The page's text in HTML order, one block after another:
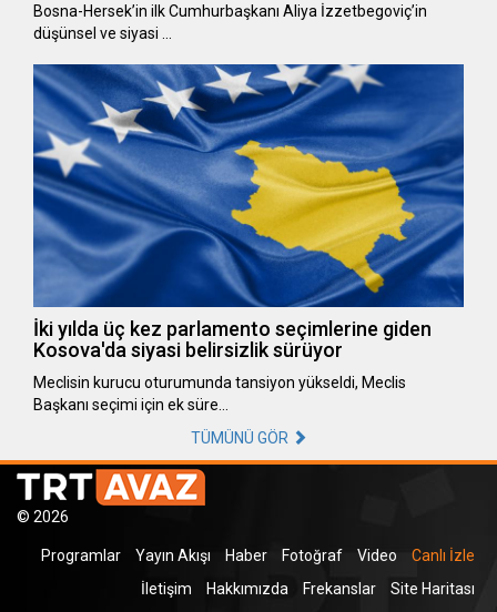
Bosna-Hersek’in ilk Cumhurbaşkanı Aliya İzzetbegoviç’in
düşünsel ve siyasi …
İki yılda üç kez parlamento seçimlerine giden
Kosova'da siyasi belirsizlik sürüyor
Meclisin kurucu oturumunda tansiyon yükseldi, Meclis
Başkanı seçimi için ek süre…
TÜMÜNÜ GÖR
© 2026
Programlar Yayın Akışı Haber Fotoğraf Video
Canlı İzle
İletişim
Hakkımızda Frekanslar Site Haritası